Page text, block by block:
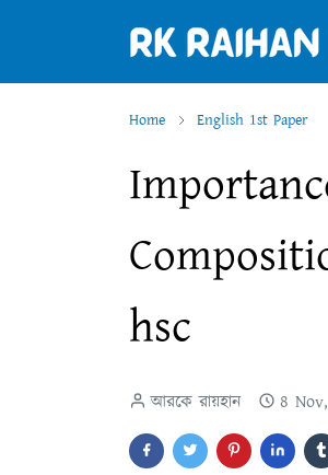
Home English 1st Paper
hsc
আরকে রায়হান 8